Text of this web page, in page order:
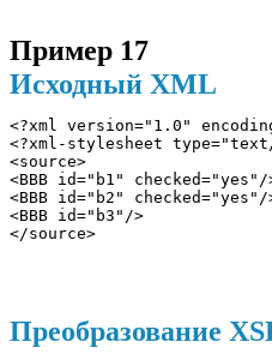
Пример 17
Исходный XML
<?xml version="1.0"
<?xml-stylesheet
<source>
<BBB id="b1"
<BBB id="b2"
<BBB id="b3"/>
</source>
Преобразование